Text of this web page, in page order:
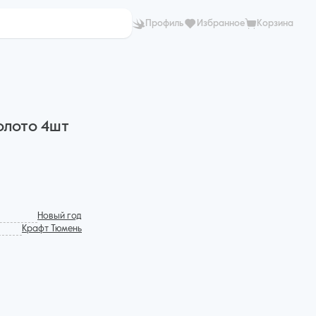
Профиль Избранное Корзина
4шт
Новый год
Крафт Тюмень